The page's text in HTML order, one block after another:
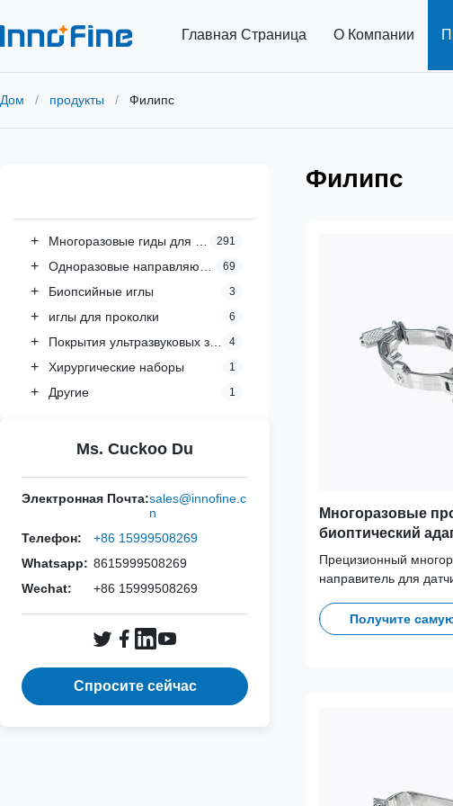
Главная Страница О Компании
Дом / продукты / Филипс
+ 291
+ 69
+ Биопсийные иглы 3
+ иглы для проколки 6
+ 4
+ Хирургические наборы 1
+ Другие 1
Ms. Cuckoo Du
Электронная Почта:sales@innofine.c
n
Телефон:
+86 15999508269
Whatsapp: 8615999508269
Wechat:
+86 15999508269
Спросите сейчас
Филипс
Многоразовые
биоптический
зонды Philips S4-1
Прецизионный
направитель для
нержавеющей стали
более 100 циклов
Получите